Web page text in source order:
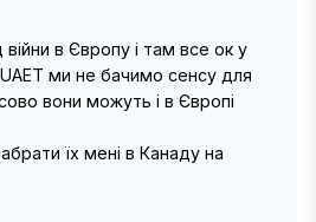
війни в Європу і там все ок у
ми не бачимо сенсу для
вони можуть і в Європі
їх мені в Канаду на